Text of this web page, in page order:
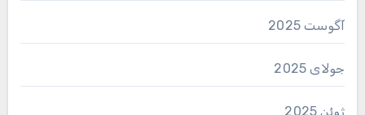
آگوست 2025
جولای 2025
ژوئن 2025